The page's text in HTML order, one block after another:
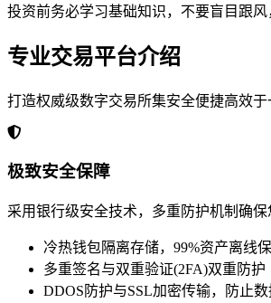
投资前务必学习基础知识，不要盲目跟风
专业交易平台介绍
打造权威级数字交易所集安全便捷高效于
极致安全保障
采用银行级安全技术，多重防护机制确
冷热钱包隔离存储，99%资产离线
多重签名与双重验证(2FA)双重防护
DDOS防护与SSL加密传输，防止